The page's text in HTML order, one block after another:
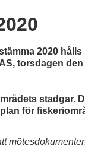
2020 hålls
torsdagen den
stadgar.
för